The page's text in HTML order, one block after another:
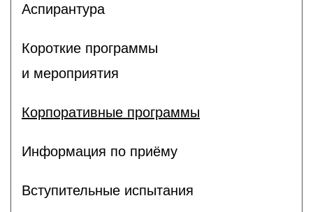
Аспирантура
Короткие программы
и мероприятия
Корпоративные программы
Информация по приёму
Вступительные испытания